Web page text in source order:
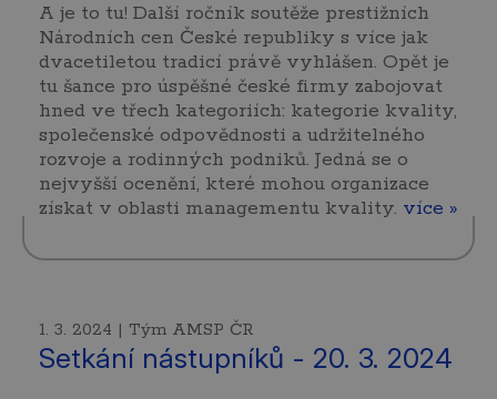
A je to tu! Další ročník soutěže prestižních
Národních cen České republiky s více jak
dvacetiletou tradicí právě vyhlášen. Opět je
tu šance pro úspěšné české firmy zabojovat
hned ve třech kategoriích: kategorie kvality,
společenské odpovědnosti a udržitelného
rozvoje a rodinných podniků. Jedná se o
nejvyšší ocenění, které mohou organizace
získat v oblasti managementu kvality. více »
1. 3. 2024 | Tým AMSP ČR
Setkání nástupníků - 20. 3. 2024